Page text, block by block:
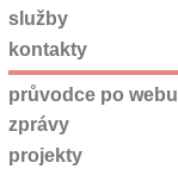
služby
kontakty
průvodce po webu
zprávy
projekty